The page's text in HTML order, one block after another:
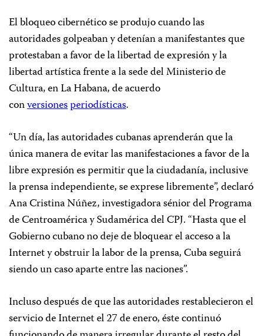
El bloqueo cibernético se produjo cuando las
autoridades golpeaban y detenían a manifestantes que
protestaban a favor de la libertad de expresión y la
libertad artística frente a la sede del Ministerio de
Cultura, en La Habana, de acuerdo
conversionesperiodísticas.
“Un día, las autoridades cubanas aprenderán que la
única manera de evitar las manifestaciones a favor de la
libre expresión es permitir que la ciudadanía, inclusive
la prensa independiente, se exprese libremente”, declaró
Ana Cristina Núñez, investigadora sénior del Programa
de Centroamérica y Sudamérica del CPJ. “Hasta que el
Gobierno cubano no deje de bloquear el acceso a la
Internet y obstruir la labor de la prensa, Cuba seguirá
siendo un caso aparte entre las naciones”.
Incluso después de que las autoridades restablecieron el
servicio de Internet el 27 de enero, éste continuó